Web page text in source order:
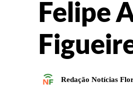
Felipe
Redação Notícias